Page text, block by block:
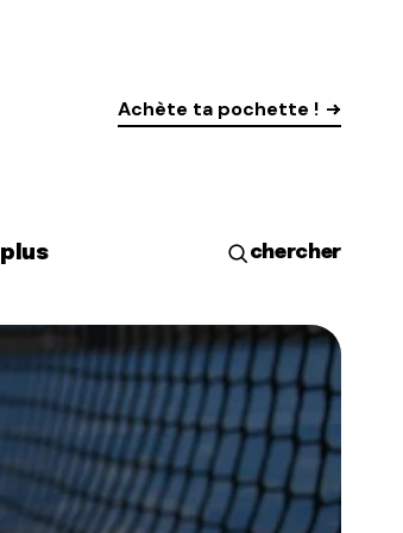
Achète ta pochette !
plus chercher